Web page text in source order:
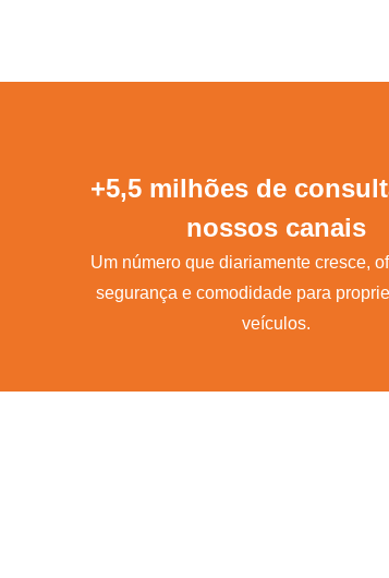
+5,5 milhões de
nossos canais
Um número que diariamente cresce,
segurança e comodidade para
veículos.